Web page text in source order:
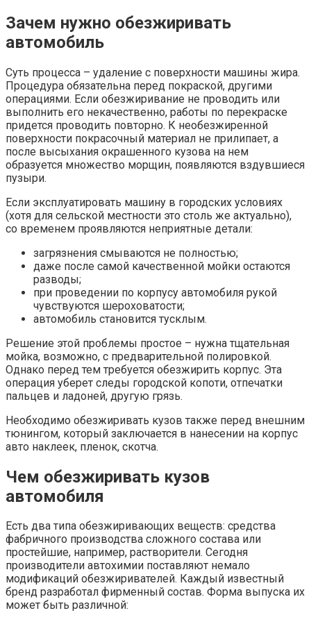
Зачем нужно обезжиривать
автомобиль
Суть процесса – удаление с поверхности машины жира.
Процедура обязательна перед покраской, другими
операциями. Если обезжиривание не проводить или
выполнить его некачественно, работы по перекраске
придется проводить повторно. К необезжиренной
поверхности покрасочный материал не прилипает, а
после высыхания окрашенного кузова на нем
образуется множество морщин, появляются вздувшиеся
пузыри.
Если эксплуатировать машину в городских условиях
(хотя для сельской местности это столь же актуально),
со временем проявляются неприятные детали:
загрязнения смываются не полностью;
даже после самой качественной мойки остаются
разводы;
при проведении по корпусу автомобиля рукой
чувствуются шероховатости;
автомобиль становится тусклым.
Решение этой проблемы простое – нужна тщательная
мойка, возможно, с предварительной полировкой.
Однако перед тем требуется обезжирить корпус. Эта
операция уберет следы городской копоти, отпечатки
пальцев и ладоней, другую грязь.
Необходимо обезжиривать кузов также перед внешним
тюнингом, который заключается в нанесении на корпус
авто наклеек, пленок, скотча.
Чем обезжиривать кузов
автомобиля
Есть два типа обезжиривающих веществ: средства
фабричного производства сложного состава или
простейшие, например, растворители. Сегодня
производители автохимии поставляют немало
модификаций обезжиривателей. Каждый известный
бренд разработал фирменный состав. Форма выпуска их
может быть различной: